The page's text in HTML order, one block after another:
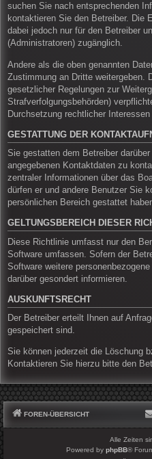
suchen Sie nach entsprechenden
kontaktieren Sie den Betreiber. Die
dabei jedoch nur für den Betreiber
(Administratoren) zugänglich.
Andere als die oben genannten
Zustimmung an Dritte weitergeben.
gesetzlicher Regelungen zur
Strafverfolgungsbehörden)
Durchsetzung rechtlicher Interessen
GESTATTUNG DER
Sie gestatten dem Betreiber
angegebenen Kontaktdaten zu
zentraler Informationen über das
dürfen er und andere Benutzer Sie
persönlichen Bereich gestattet
GELTUNGSBEREICH DIESER
Diese Richtlinie umfasst nur den
Software umfassen. Sofern der
Software weitere
darüber gesondert informieren.
AUSKUNFTSRECHT
Der Betreiber erteilt Ihnen auf
gespeichert sind.
Sie können jederzeit die Löschung
Kontaktieren Sie hierzu bitte den
FOREN-ÜBERSICHT
Alle Zeiten
Powered by phpBB®